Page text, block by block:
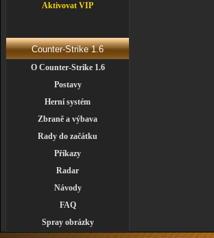
Aktivovat VIP
Counter-Strike 1.6
O Counter-Strike 1.6
Postavy
Herní systém
Zbraně a výbava
Rady do začátku
Příkazy
Radar
Návody
FAQ
Spray obrázky